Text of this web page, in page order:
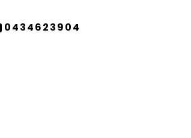
0434623904